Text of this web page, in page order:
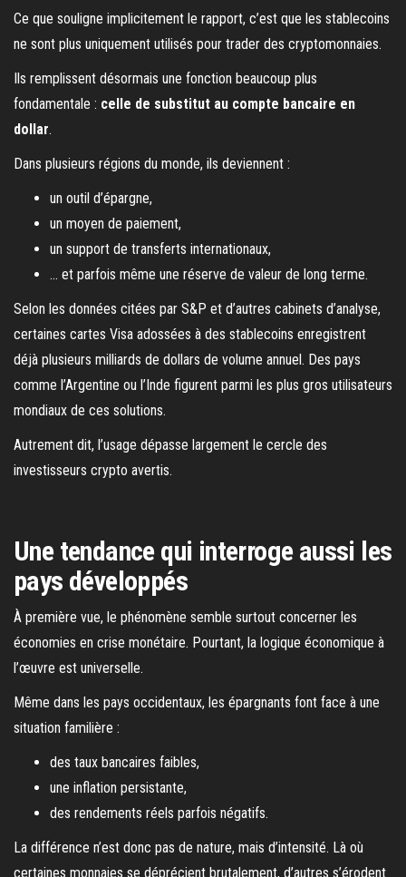
Ce que souligne implicitement le rapport, c’est que les stablecoins
ne sont plus uniquement utilisés pour trader des cryptomonnaies.
Ils remplissent désormais une fonction beaucoup plus
fondamentale : celle de substitut au compte bancaire en
dollar.
Dans plusieurs régions du monde, ils deviennent :
un outil d’épargne,
un moyen de paiement,
un support de transferts internationaux,
… et parfois même une réserve de valeur de long terme.
Selon les données citées par S&P et d’autres cabinets d’analyse,
certaines cartes Visa adossées à des stablecoins enregistrent
déjà plusieurs milliards de dollars de volume annuel. Des pays
comme l’Argentine ou l’Inde figurent parmi les plus gros utilisateurs
mondiaux de ces solutions.
Autrement dit, l’usage dépasse largement le cercle des
investisseurs crypto avertis.
Une tendance qui interroge aussi les
pays développés
À première vue, le phénomène semble surtout concerner les
économies en crise monétaire. Pourtant, la logique économique à
l’œuvre est universelle.
Même dans les pays occidentaux, les épargnants font face à une
situation familière :
des taux bancaires faibles,
une inflation persistante,
des rendements réels parfois négatifs.
La différence n’est donc pas de nature, mais d’intensité. Là où
certaines monnaies se déprécient brutalement, d’autres s’érodent